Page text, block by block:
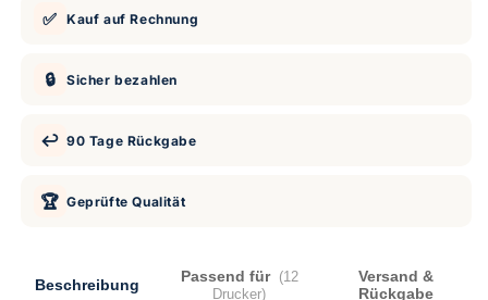
✅ Kauf auf Rechnung
🔒 Sicher bezahlen
↩️ 90 Tage Rückgabe
🏆 Geprüfte Qualität
Beschreibung Passend für (12
Drucker)
Versand &
Rückgabe